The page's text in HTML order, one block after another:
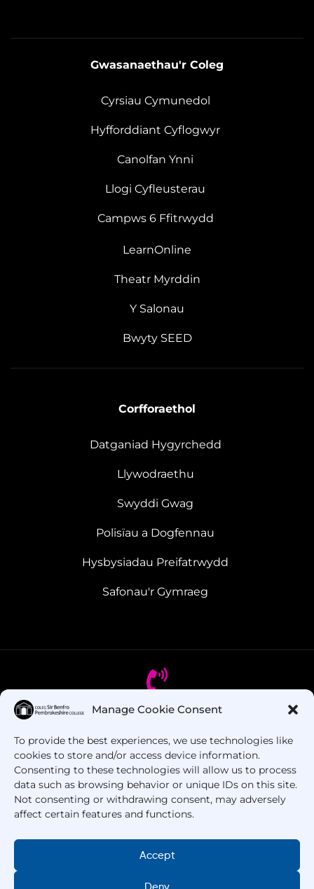
Manage Cookie Consent
To provide the best experiences, we use technologies like
cookies to store and/or access device information.
Consenting to these technologies will allow us to process
data such as browsing behavior or unique IDs on this site.
Not consenting or withdrawing consent, may adversely
affect certain features and functions.
Accept
Gwasanaethau'r Coleg
Cyrsiau Cymunedol
Hyfforddiant Cyflogwyr
Canolfan Ynni
Llogi Cyfleusterau
Campws 6 Ffitrwydd
LearnOnline
Theatr Myrddin
Y Salonau
Bwyty SEED
Corfforaethol
Datganiad Hygyrchedd
Llywodraethu
Swyddi Gwag
Polisïau a Dogfennau
Hysbysiadau Preifatrwydd
Safonau'r Gymraeg
+44 1437 753 000